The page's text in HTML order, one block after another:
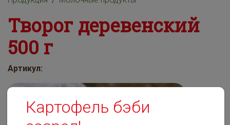
Творог деревенский
500 г
Артикул:
Картофель бэби